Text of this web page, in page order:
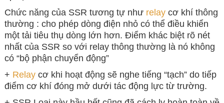
Chức năng của SSR tương tự như relay cơ khí thông
thường : cho phép dòng điện nhỏ có thể điều khiển
một tải tiêu thụ dòng lớn hơn. Điểm khác biệt rõ nét
nhất của SSR so với relay thông thường là nó không
có “bộ phận chuyển động”
+ Relay cơ khi hoạt động sẽ nghe tiếng “tạch” do tiếp
điểm cơ khí đóng mở dưới tác động lực từ trường.